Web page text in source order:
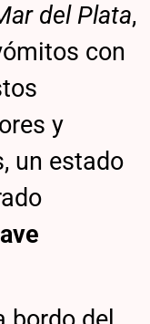
del Plata,
con
y
un estado